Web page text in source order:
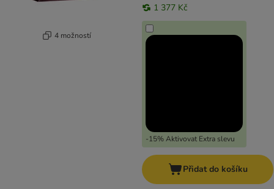
4 možností
1 377 Kč
-15% Aktivovat Extra slevu
Přidat do košíku